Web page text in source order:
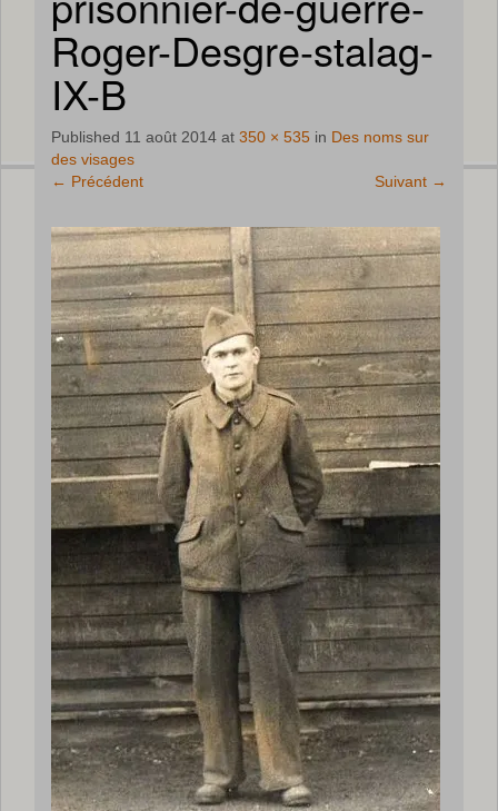
Roger-Desgre-stalag-
IX-B
Published 11 août 2014 at 350 × 535 in Des noms sur
des visages
← Précédent Suivant →